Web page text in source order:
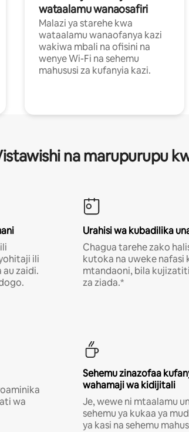
wataalamu wanaosafiri
Malazi ya starehe kwa
wataalamu wanaofanya kazi
wakiwa mbali na ofisini na
wenye Wi-Fi na sehemu
mahususi za kufanyia kazi.
na marupurupu
ili
au zaidi.
Urahisi wa kubadilika
Chagua tarehe zako
kutoka na uweke nafasi
mtandaoni, bila
za ziada.*
wa
Sehemu zinazofaa
wahamaji wa kidijitali
Je, wewe ni mtaalamu
sehemu ya kukaa ya
ya kasi na sehemu